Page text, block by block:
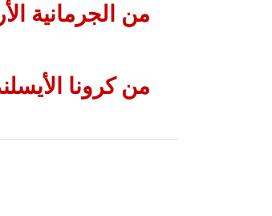
من الجرمانية
من كرونا